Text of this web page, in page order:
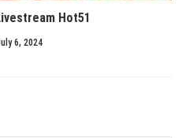
Hot51
6, 2024